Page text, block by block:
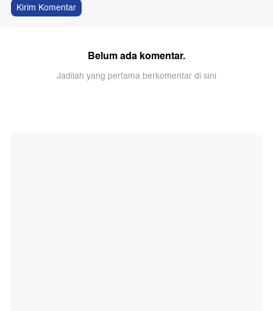
Kirim Komentar
Belum ada komentar.
Jadilah yang pertama berkomentar di sini